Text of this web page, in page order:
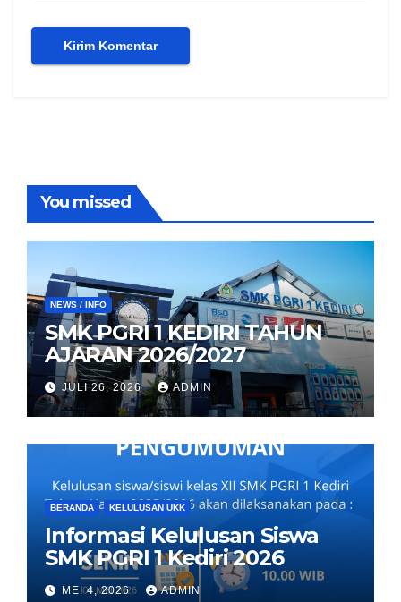
You missed
NEWS / INFO
SMK PGRI 1 KEDIRI TAHUN
AJARAN 2026/2027
JULI 26, 2026 ADMIN
BERANDA KELULUSAN UKK
Informasi Kelulusan Siswa
SMK PGRI 1 Kediri 2026
MEI 4, 2026 ADMIN